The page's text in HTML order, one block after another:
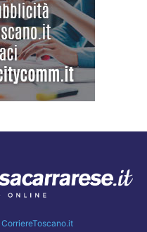
CorriereToscano.it